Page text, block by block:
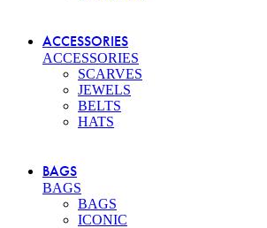
ACCESSORIES
ACCESSORIES
SCARVES
JEWELS
BELTS
HATS
BAGS
BAGS
BAGS
ICONIC